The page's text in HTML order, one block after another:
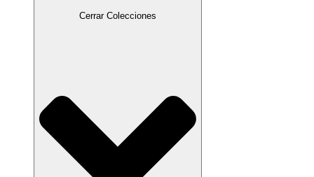
Cerrar Colecciones